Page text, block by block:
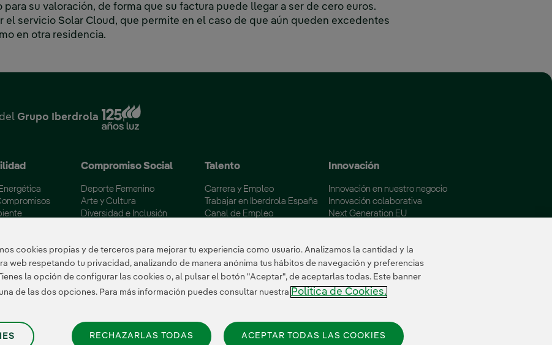
su valoración, de forma que su factura puede llegar a ser de cero euros.
el servicio Solar Cloud, que permite en el caso de que aún queden excedentes
en otra residencia.
Grupo Iberdrola Enlace externo, se abre en ventana nueva.
Compromiso Social
Deporte Femenino
Arte y Cultura
Diversidad e Inclusión
Talento
Carrera y Empleo
Trabajar en Iberdrola España
Canal de Empleo
Innovación
Innovación en nuestro negocio
Innovación colaborativa
Next Generation EU
cookies propias y de terceros para mejorar tu experiencia como usuario. Analizamos la cantidad y la
web respetando tu privacidad, analizando de manera anónima tus hábitos de navegación y preferencias
la opción de configurar las cookies o, al pulsar el botón "Aceptar", de aceptarlas todas. Este banner
de las dos opciones. Para más información puedes consultar nuestra Política de Cookies.
RECHAZARLAS TODAS ACEPTAR TODAS LAS COOKIES